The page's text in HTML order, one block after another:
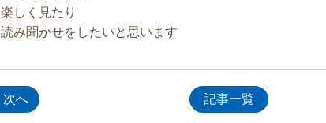
楽しく見たり
読み聞かせをしたいと思います
記事一覧
»
次へ »